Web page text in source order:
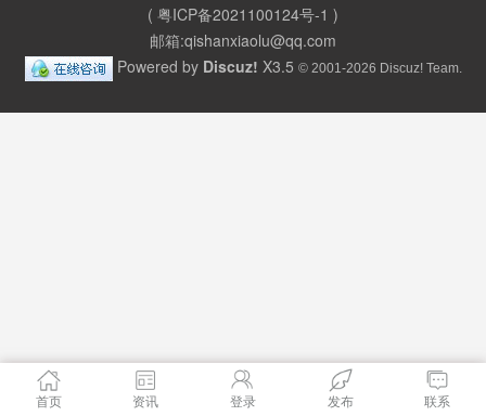
( 粤ICP备2021100124号-1 )
邮箱:qishanxiaolu@qq.com
Powered by Discuz! X3.5 © 2001-2026 Discuz! Team.
首页 资讯 登录 发布 联系